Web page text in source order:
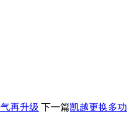
再升级 下一篇凯越更换多功